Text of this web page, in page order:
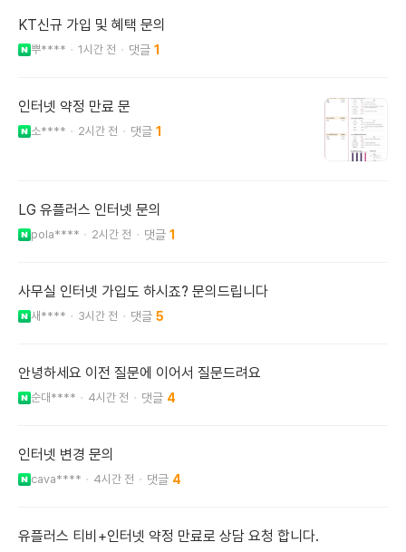
KT신규 가입 및 혜택 문의
뿌**** 1시간 전 1
인터넷 약정 만료 문
소**** 2시간 전 1
LG 유플러스 인터넷 문의
pola**** 2시간 전 1
사무실 인터넷 가입도 하시죠? 문의드립니다
새**** 3시간 전 5
안녕하세요 이전 질문에 이어서 질문드려요
순대**** 4시간 전 4
인터넷 변경 문의
cava**** 4시간 전 4
유플러스 티비+인터넷 약정 만료로 상담 요청 합니다.